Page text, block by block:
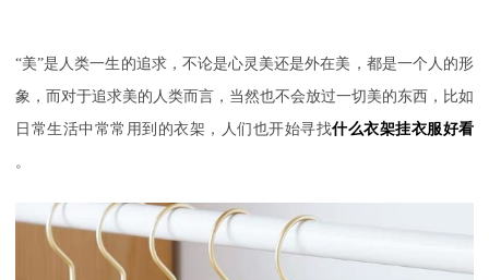
“美”是人类一生的追求，不论是心灵美还是外在美，都是一个人的形
象，而对于追求美的人类而言，当然也不会放过一切美的东西，比如
日常生活中常常用到的衣架，人们也开始寻找什么衣架挂衣服好看
。